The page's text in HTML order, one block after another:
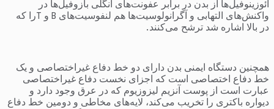
ائوزینوفیل‌ها از بدن در برابر عفونت‌های انگلی بازوفیل‌ها در
واکنش‌های التهابی و آگرانولوسیت‌ها هم لنفوسیت‌های B و Tرا که
در بالا اشاره شد ترشح می‌کنند.
همچنین دستگاه ایمنی بدن دارای دو خط دفاع غیراختصاصی و یک
خط دفاع اختصاصی است که اجزای نخست دفاع غیراختصاصی
عبارت است از پوست آنزیم لیزوزیوم که در عرق وجود دارد و
دیواره باکتری را تخریب می‌کند، لایه‌های مخاطی و دومین خط دفاع